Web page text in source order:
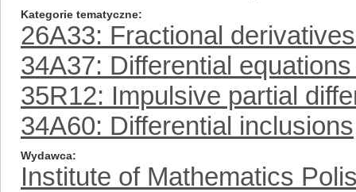
Kategorie tematyczne
26A33: Fractional
34A37: Differential
35R12: Impulsive partial
34A60: Differential inclusions
Wydawca
Institute of Mathematics